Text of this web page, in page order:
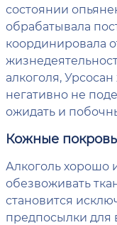
состоянии
обрабатывала
координировала
алкоголя,
негативно не
ожидать и
Кожные
Алкоголь хорошо
обезвоживать
становится
предпосылки